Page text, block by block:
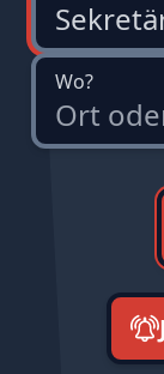
Wo?